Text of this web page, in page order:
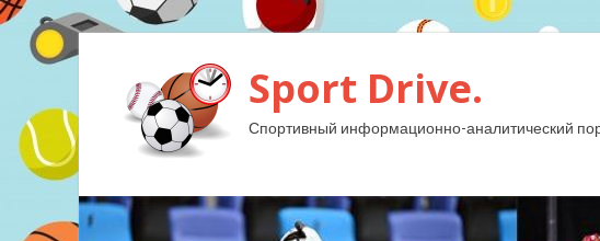
Sport Drive.
Спортивный информационно-аналитический